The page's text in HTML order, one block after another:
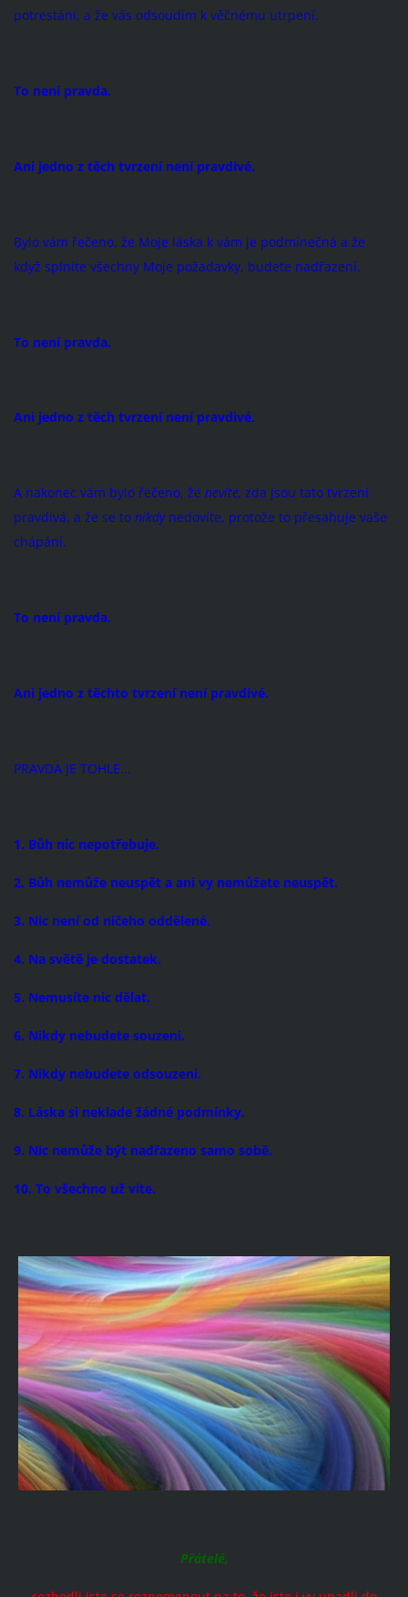
potrestáni, a že vás odsoudím k věčnému utrpení.
To není pravda.
Ani jedno z těch tvrzení není pravdivé.
Bylo vám řečeno, že Moje láska k vám je pod­mínečná a že
když splníte všechny Moje požadavky, budete nadřazení.
To není pravda.
Ani jedno z těch tvrzení není pravdivé.
A nakonec vám bylo řečeno, že nevíte, zda jsou tato tvrzení
pravdivá, a že se to nikdy nedovíte, protože to přesahuje vaše
chápání.
To není pravda.
Ani jedno z těchto tvrzení není pravdivé.
PRAVDA JE TOHLE...
1. Bůh nic nepotřebuje.
2. Bůh nemůže neuspět a ani vy nemůžete neuspět.
3. Nic není od ničeho oddělené.
4. Na světě je dostatek.
5. Nemusíte nic dělat.
6. Nikdy nebudete souzeni.
7. Nikdy nebudete odsouzeni.
8. Láska si neklade žádné podmínky.
9. Nic nemůže být nadřazeno samo sobě.
10. To všechno už víte.
Přátelé,